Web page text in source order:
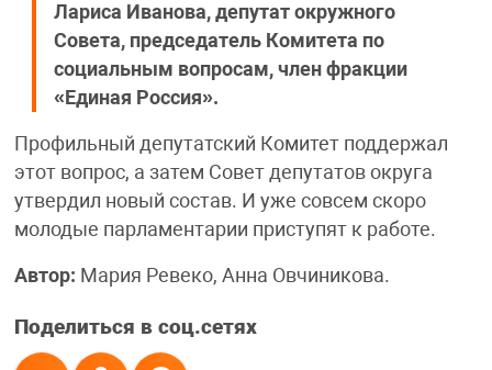
Лариса Иванова, депутат окружного
Совета, председатель Комитета по
социальным вопросам, член фракции
«Единая Россия».
Профильный депутатский Комитет поддержал
этот вопрос, а затем Совет депутатов округа
утвердил новый состав. И уже совсем скоро
молодые парламентарии приступят к работе.
Автор: Мария Ревеко, Анна Овчиникова.
Поделиться в соц.сетях